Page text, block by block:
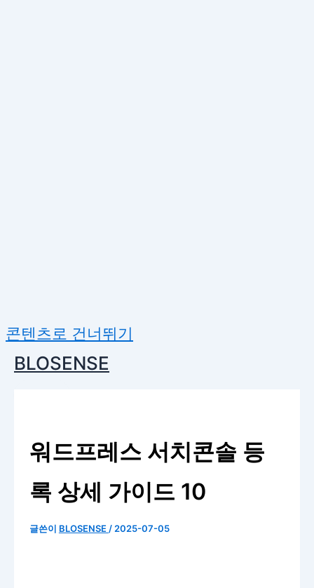
콘텐츠로 건너뛰기
BLOSENSE
워드프레스 서치콘솔 등
록 상세 가이드 10
글쓴이 BLOSENSE / 2025-07-05